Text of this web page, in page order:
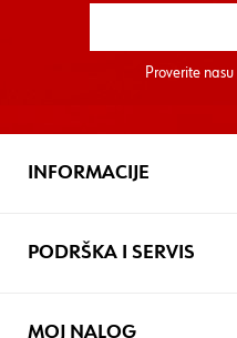
Proverite nasu
INFORMACIJE
PODRŠKA I SERVIS
MOJ NALOG